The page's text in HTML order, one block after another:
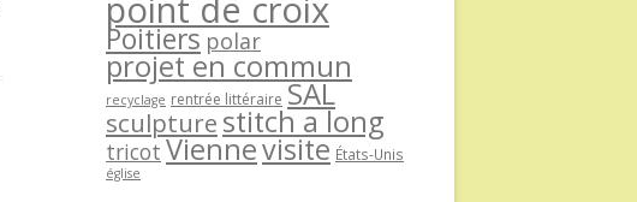
Poitiers polar
projet en commun
recyclage rentrée littéraire SAL
sculpture stitch a long
tricot Viennevisite États-Unis
église